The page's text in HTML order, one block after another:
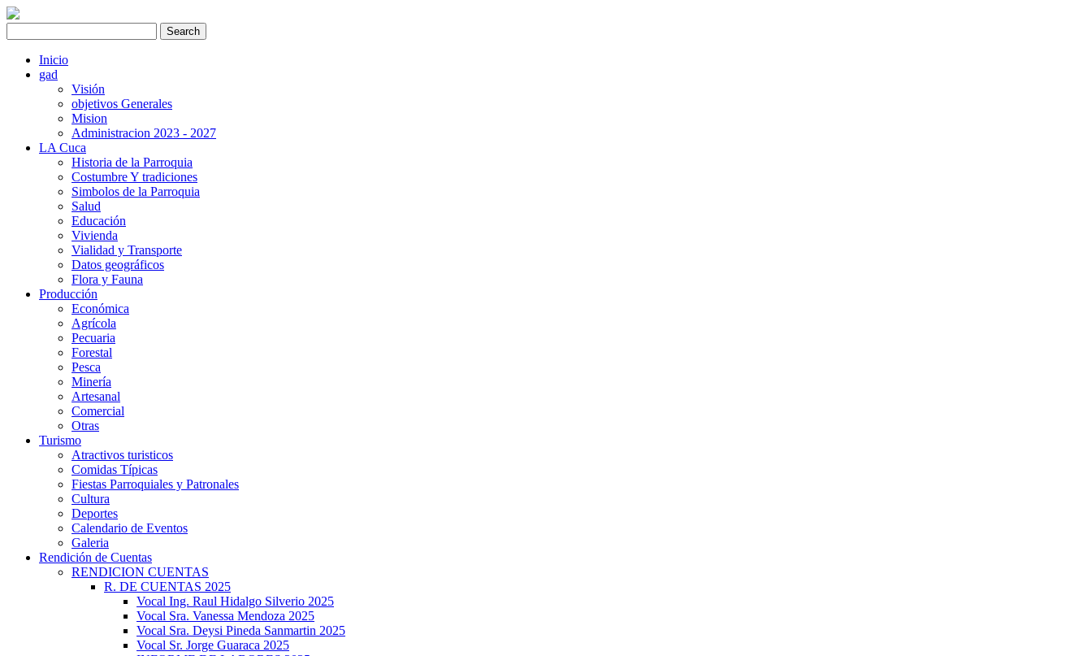
Inicio
gad
Visión
objetivos Generales
Mision
Administracion 2023 - 2027
LA Cuca
Historia de la Parroquia
Costumbre Y tradiciones
Simbolos de la Parroquia
Salud
Educación
Vivienda
Vialidad y Transporte
Datos geográficos
Flora y Fauna
Producción
Económica
Agrícola
Pecuaria
Forestal
Pesca
Minería
Artesanal
Comercial
Otras
Turismo
Atractivos turisticos
Comidas Típicas
Fiestas Parroquiales y Patronales
Cultura
Deportes
Calendario de Eventos
Galeria
Rendición de Cuentas
RENDICION CUENTAS
R. DE CUENTAS 2025
Vocal Ing. Raul Hidalgo Silverio 2025
Vocal Sra. Vanessa Mendoza 2025
Vocal Sra. Deysi Pineda Sanmartin 2025
Vocal Sr. Jorge Guaraca 2025